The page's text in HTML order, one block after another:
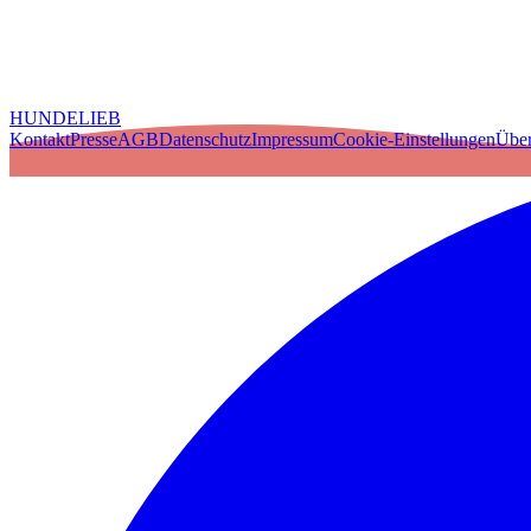
HUNDELIEB
KontaktPresseAGBDatenschutzImpressumCookie-Einstellungen